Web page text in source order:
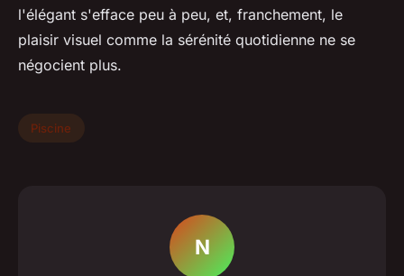
l'élégant s'efface peu à peu, et, franchement, le
plaisir visuel comme la sérénité quotidienne ne se
négocient plus.
Piscine
N